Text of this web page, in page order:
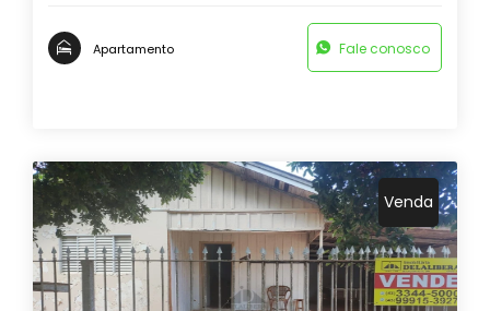
Apartamento Fale conosco
Venda